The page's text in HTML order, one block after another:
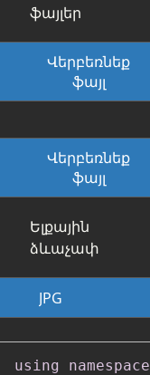
ֆայլեր
Վերբեռնեք
ֆայլ
Վերբեռնեք
ֆայլ
Ելքային
ձևաչափ
using namespace